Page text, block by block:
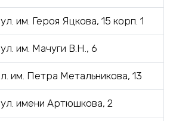
ул. им. Героя Яцкова, 15 корп. 1
ул. им. Мачуги В.Н., 6
л. им. Петра Метальникова, 13
ул. имени Артюшкова, 2